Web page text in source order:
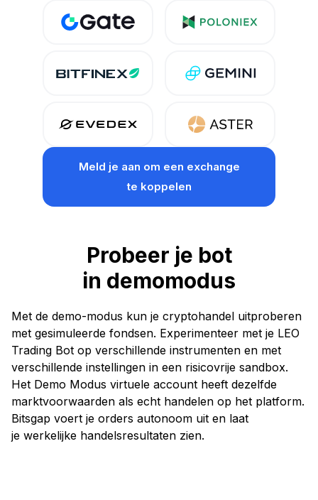
Meld je aan om een exchange
te koppelen
Probeer je bot
in demomodus
Met de demo-modus kun je cryptohandel uitproberen
met gesimuleerde fondsen. Experimenteer met je LEO
Trading Bot op verschillende instrumenten en met
verschillende instellingen in een risicovrije sandbox.
Het Demo Modus virtuele account heeft dezelfde
marktvoorwaarden als echt handelen op het platform.
Bitsgap voert je orders autonoom uit en laat
je werkelijke handelsresultaten zien.